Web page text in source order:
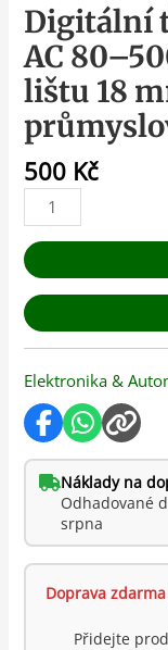
Digitální
AC
lištu 18
500 Kč
Elektronika &
Náklady na
Odhadované
srpna
Doprava zdarma
Přidejte